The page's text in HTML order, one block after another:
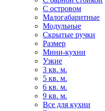
С островом
Малогабаритные
Модульные
Скрытые ручки
Размер
Мини-кухни
Узкие
3 кв. м.
5 кв. м.
6 кв. м.
9 кв. м.
Все для кухни